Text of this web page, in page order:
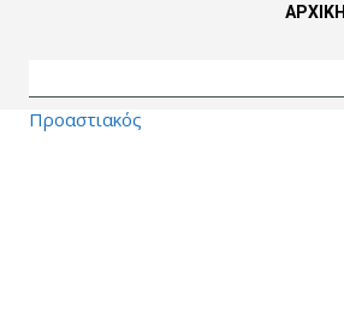
ΑΡΧΙΚΗ
Προαστιακός